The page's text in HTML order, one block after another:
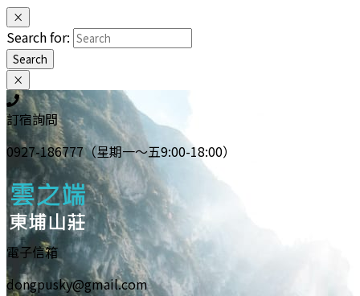
×
Search for:
Search
×
訂宿詢問
0927-186777（星期一～五9:00-18:00）
電子信箱
dongpusky@gmail.com